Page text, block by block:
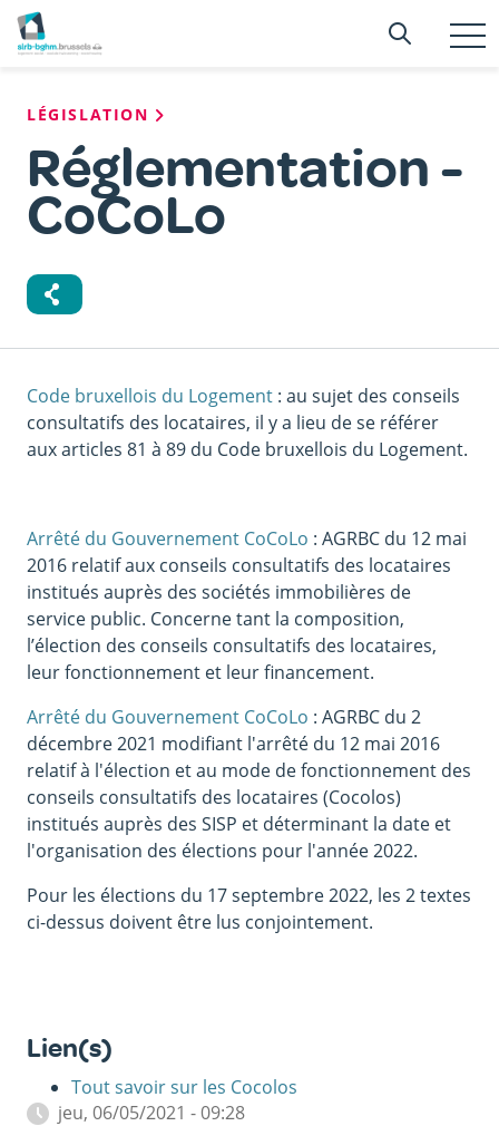
Aller
au
Fil
d'Ariane
LÉGISLATION
Réglementation -
CoCoLo
Code bruxellois du Logement : au sujet des conseils
consultatifs des locataires, il y a lieu de se référer
aux articles 81 à 89 du Code bruxellois du Logement.
Arrêté du Gouvernement CoCoLo : AGRBC du 12 mai
2016 relatif aux conseils consultatifs des locataires
institués auprès des sociétés immobilières de
service public. Concerne tant la composition,
l’élection des conseils consultatifs des locataires,
leur fonctionnement et leur financement.
Arrêté du Gouvernement CoCoLo : AGRBC du 2
décembre 2021 modifiant l'arrêté du 12 mai 2016
relatif à l'élection et au mode de fonctionnement des
conseils consultatifs des locataires (Cocolos)
institués auprès des SISP et déterminant la date et
l'organisation des élections pour l'année 2022.
Pour les élections du 17 septembre 2022, les 2 textes
ci-dessus doivent être lus conjointement.
Lien(s)
Tout savoir sur les Cocolos
jeu, 06/05/2021 - 09:28